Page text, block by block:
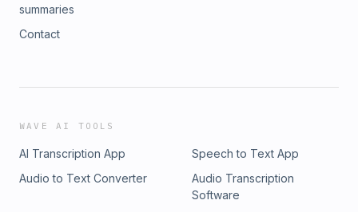
summaries
Contact
WAVE AI TOOLS
AI Transcription App
Speech to Text App
Audio to Text Converter
Audio Transcription
Software